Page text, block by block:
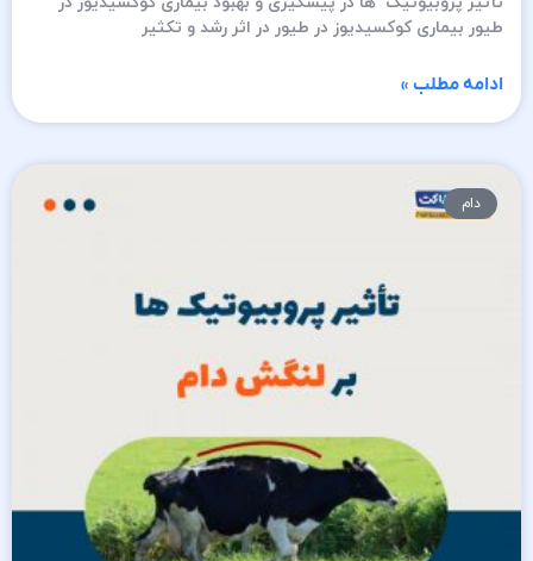
طیور بیماری کوکسیدیوز در طیور در اثر رشد و تکثیر
ادامه مطلب »
دام